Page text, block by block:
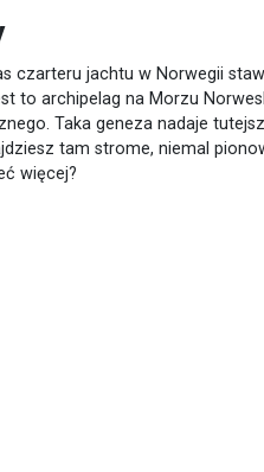
czarteru jachtu w Norwegii
to archipelag na Morzu
Taka geneza nadaje
tam strome, niemal
więcej?